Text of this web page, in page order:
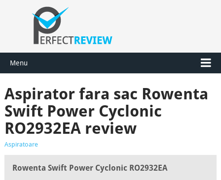
Menu
Aspirator fara sac Rowenta
Swift Power Cyclonic
RO2932EA review
Aspiratoare
Rowenta Swift Power Cyclonic RO2932EA